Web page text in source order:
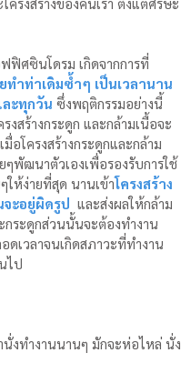
ฟิศซินโดรม เกิดจากการที่
ทำท่าเดิมซ้ำๆ เป็นเวลานาน
ะทุกวัน ซึ่งพฤติกรรมอย่างนี้
รงสร้างกระดูก และกล้ามเนื้อจะ
มื่อโครงสร้างกระดูกและกล้าม
ๆพัฒนาตัวเองเพื่อรองรับการใช้
ให้ง่ายที่สุด นานเข้าโครงสร้าง
ะอยู่ผิดรูป
  และส่งผลให้กล้าม
กระดูกส่วนนั้นจะต้องทำงาน
ดเวลาจนเกิดสภาวะที่ทำงาน
ไป
านั่งทำงานนานๆ มักจะห่อไหล่ นั่ง